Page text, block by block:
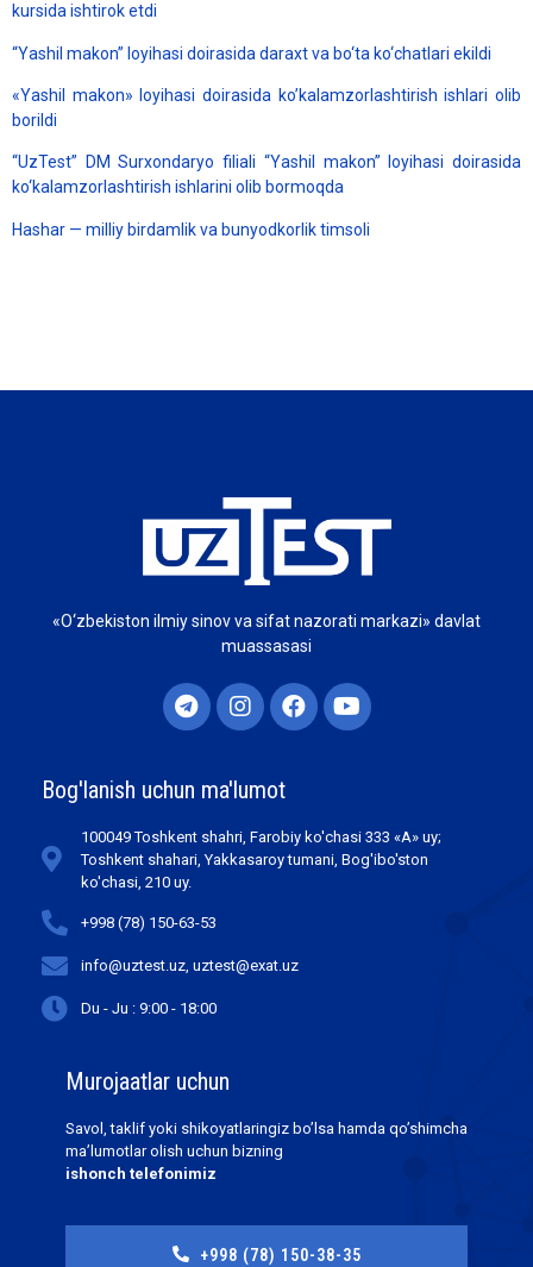
kursida ishtirok etdi
“Yashil makon” loyihasi doirasida daraxt va bo‘ta ko‘chatlari ekildi
«Yashil makon» loyihasi doirasida ko’kalamzorlashtirish ishlari olib
borildi
“UzTest” DM Surxondaryo filiali “Yashil makon” loyihasi doirasida
ko‘kalamzorlashtirish ishlarini olib bormoqda
Hashar — milliy birdamlik va bunyodkorlik timsoli
«O‘zbekiston ilmiy sinov va sifat nazorati markazi» davlat
muassasasi
Bog'lanish uchun ma'lumot
100049 Toshkent shahri, Farobiy ko'chasi 333 «А» uy;
Toshkent shahari, Yakkasaroy tumani, Bog'ibo'ston
ko'chasi, 210 uy.
+998 (78) 150-63-53
info@uztest.uz, uztest@exat.uz
Du - Ju : 9:00 - 18:00
Murojaatlar uchun
Savol, taklif yoki shikoyatlaringiz bo’lsa hamda qo’shimcha
ma’lumotlar olish uchun bizning
ishonch telefonimiz
+998 (78) 150-38-35